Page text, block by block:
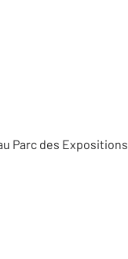
Parc des Expositions